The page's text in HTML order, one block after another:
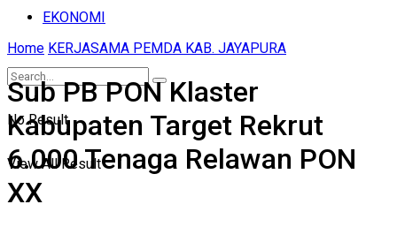
EKONOMI
No Result
View All Result
Home KERJASAMA PEMDA KAB. JAYAPURA
Sub PB PON Klaster
Kabupaten Target Rekrut
6.000 Tenaga Relawan PON
XX